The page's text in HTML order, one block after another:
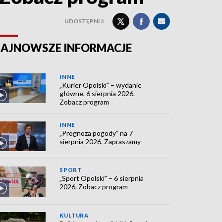
UDOSTĘPNIJ:
INFORMACJE
INNE
„Kurier Opolski” – wydanie
główne, 6 sierpnia 2026.
Zobacz program
INNE
„Prognoza pogody” na 7
sierpnia 2026. Zapraszamy
SPORT
„Sport Opolski” – 6 sierpnia
2026. Zobacz program
KULTURA